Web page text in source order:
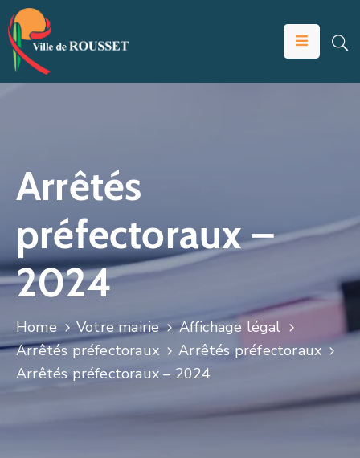
VOTRE
ÉDUCATION
JEUNESSE
SOLIDARITÉS
ANIMATION
Arrêtés
préfectoraux –
2024
Home Votre mairie
Affichage légal
Arrêtés préfectoraux
Arrêtés préfectoraux
Arrêtés préfectoraux – 2024